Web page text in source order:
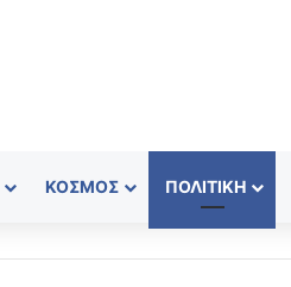
ΚΌΣΜΟΣ ΠΟΛΙΤΙΚΉ